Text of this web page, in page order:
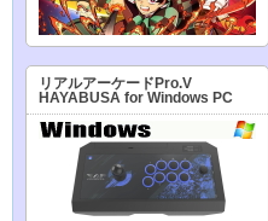
リアルアーケードPro.V
HAYABUSA for Windows PC